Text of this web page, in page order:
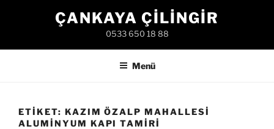
ÇANKAYA ÇILINGIR
0533 650 18 88
Menü
ETIKET: KAZIM ÖZALP MAHALLESI
ALUMINYUM KAPI TAMIRI